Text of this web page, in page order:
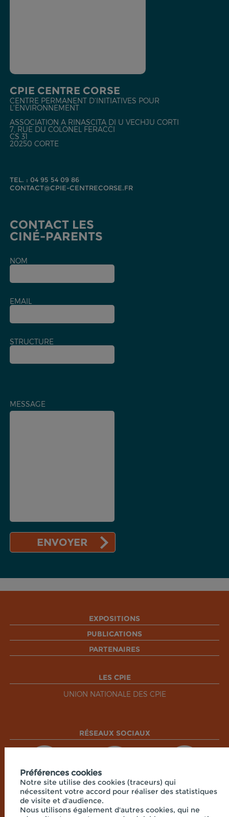
CPIE CENTRE CORSE
CENTRE PERMANENT D'INITIATIVES POUR
L'ENVIRONNEMENT
ASSOCIATION A RINASCITA DI U VECHJU CORTI
7, RUE DU COLONEL FERACCI
CS 31
20250 CORTE
TEL. : 04 95 54 09 86
CONTACT@CPIE-CENTRECORSE.FR
CONTACT LES
CINÉ-PARENTS
NOM
EMAIL
STRUCTURE
MESSAGE
EXPOSITIONS
PUBLICATIONS
PARTENAIRES
LES CPIE
UNION NATIONALE DES CPIE
RÉSEAUX SOCIAUX
Préférences cookies
Notre site utilise des cookies (traceurs) qui
nécessitent votre accord pour réaliser des statistiques
de visite et d'audience.
Nous utilisons également d'autres cookies, qui ne